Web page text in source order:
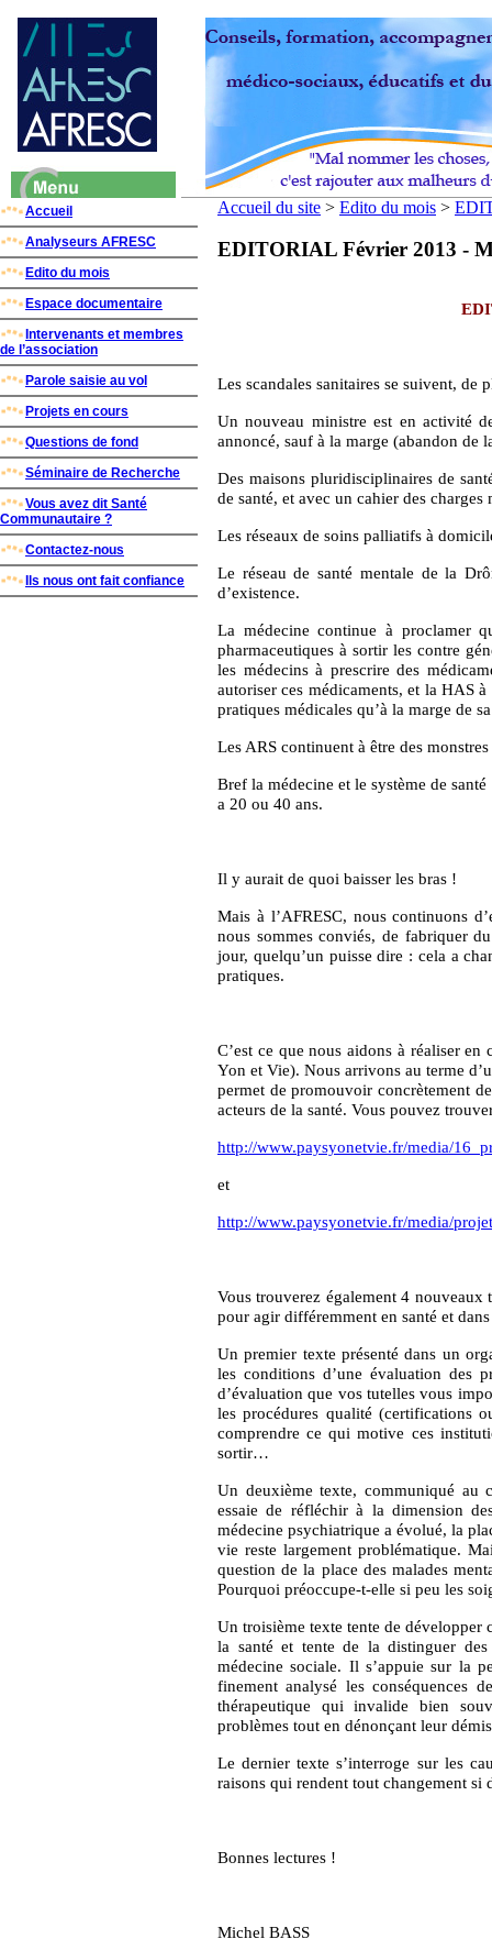
Accueil
Analyseurs AFRESC
Edito du mois
Espace documentaire
Intervenants et membres
de l’association
Parole saisie au vol
Projets en cours
Questions de fond
Séminaire de Recherche
Vous avez dit Santé
Communautaire ?
Contactez-nous
Ils nous ont fait confiance
Accueil du site > Edito du mois >
EDITORIAL Février 2013 -
Les scandales sanitaires se suivent, de
Un nouveau ministre est en activité
annoncé, sauf à la marge (abandon de
Des maisons pluridisciplinaires de
de santé, et avec un cahier des charges
Les réseaux de soins palliatifs à
Le réseau de santé mentale de la
d’existence.
La médecine continue à proclamer
pharmaceutiques à sortir les contre
les médecins à prescrire des
autoriser ces médicaments, et la HAS
pratiques médicales qu’à la marge de
Les ARS continuent à être des
Bref la médecine et le système de
a 20 ou 40 ans.
Il y aurait de quoi baisser les bras !
Mais à l’AFRESC, nous continuons
nous sommes conviés, de fabriquer
jour, quelqu’un puisse dire : cela a
pratiques.
C’est ce que nous aidons à réaliser
Yon et Vie). Nous arrivons au terme
permet de promouvoir concrètement
acteurs de la santé. Vous pouvez
http://www.paysyonetvie.fr/media/
et
http://www.paysyonetvie.fr/media/
Vous trouverez également 4
pour agir différemment en santé et
Un premier texte présenté dans un
les conditions d’une évaluation des
d’évaluation que vos tutelles vous
les procédures qualité (certifications
comprendre ce qui motive ces
sortir…
Un deuxième texte, communiqué au
essaie de réfléchir à la dimension
médecine psychiatrique a évolué, la
vie reste largement problématique.
question de la place des malades
Pourquoi préoccupe-t-elle si peu les
Un troisième texte tente de
la santé et tente de la distinguer
médecine sociale. Il s’appuie sur la
finement analysé les conséquences
thérapeutique qui invalide bien
problèmes tout en dénonçant leur
Le dernier texte s’interroge sur les
raisons qui rendent tout changement si
Bonnes lectures !
Michel BASS